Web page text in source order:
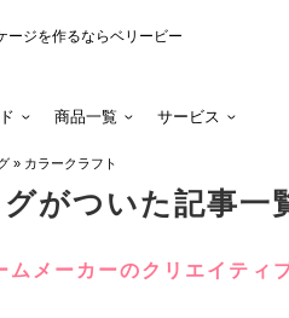
ージを作るならベリービー
商品一覧 サービス
» カラークラフト
がついた記事一
ムメーカーのクリエイティ